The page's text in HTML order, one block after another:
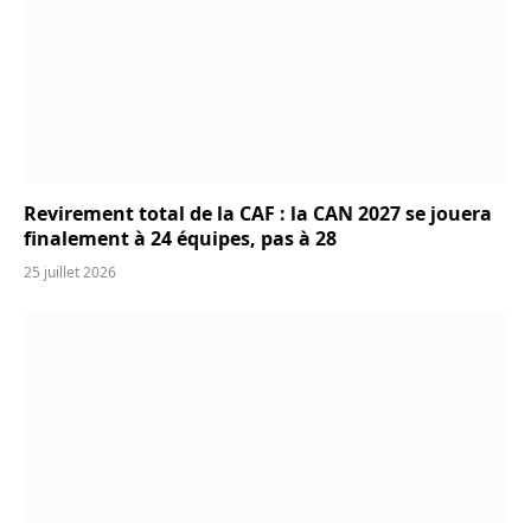
Revirement total de la CAF : la CAN 2027 se jouera
finalement à 24 équipes, pas à 28
25 juillet 2026